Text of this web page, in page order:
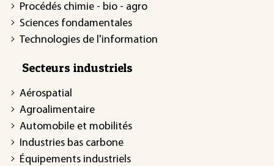
Procédés chimie - bio - agro
Sciences fondamentales
Technologies de l'information
Secteurs industriels
Aérospatial
Agroalimentaire
Automobile et mobilités
Industries bas carbone
Équipements industriels